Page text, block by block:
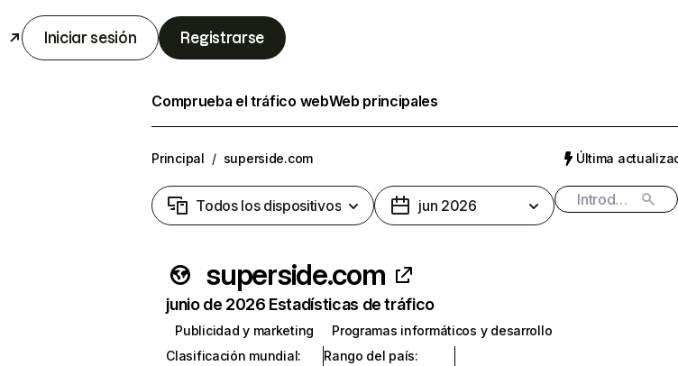
Iniciar sesión Registrarse
Comprueba el tráfico webWeb principales
Principal / superside.com Última
Todos los dispositivos jun 2026
superside.com
junio de 2026 Estadísticas de tráfico
Publicidad y marketing
Programas informáticos y desarrollo
Clasificación mundial:
Rango del país: